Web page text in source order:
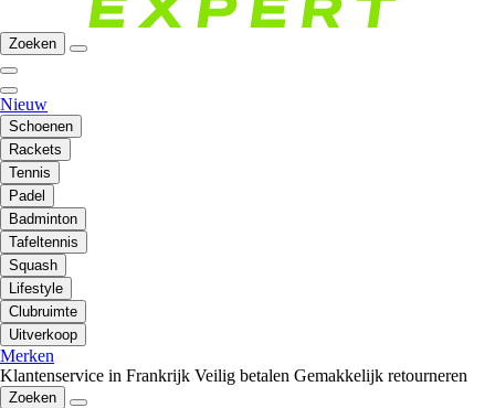
Zoeken
Nieuw
Schoenen
Rackets
Tennis
Padel
Badminton
Tafeltennis
Squash
Lifestyle
Clubruimte
Uitverkoop
Merken
Klantenservice in Frankrijk Veilig betalen Gemakkelijk retourneren
Zoeken